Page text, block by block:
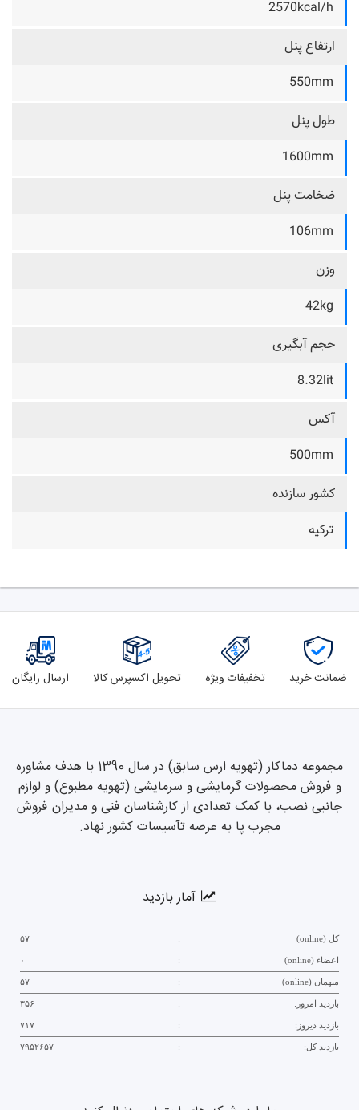
2570kcal/h
ارتفاع پنل
550mm
طول پنل
1600mm
ضخامت پنل
106mm
وزن
42kg
حجم آبگیری
8.32lit
آکس
500mm
کشور سازنده
ترکیه
ضمانت خرید تخفیفات ویژه تحویل اکسپرس کالا ارسال رایگان
مجموعه دماکار (تهویه ارس سابق) در سال 1390 با هدف مشاوره
و فروش محصولات گرمایشی و سرمایشی (تهویه مطبوع) و لوازم
جانبی نصب، با کمک تعدادی از کارشناسان فنی و مدیران فروش
مجرب پا به عرصه تآسیسات کشور نهاد.
آمار بازدید
کل (online) : ۵۷
اعضاء (online) : ۰
میهمان (online) : ۵۷
بازدید امروز: : ۳۵۶
بازدید دیروز: : ۷۱۷
بازدید کل: : ۷۹۵۲۶۵۷